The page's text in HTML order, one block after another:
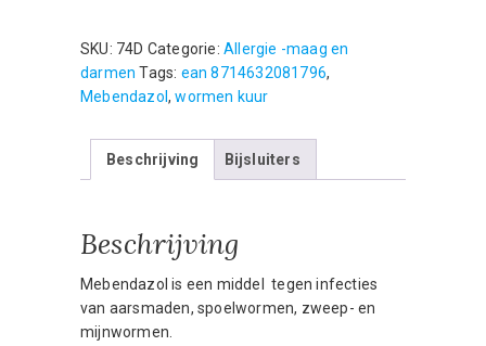
stuks
aantal
SKU: 74D Categorie:Allergie -maag en
darmen Tags: ean 8714632081796,
Mebendazol ,wormen kuur
Beschrijving Bijsluiters
Beschrijving
Mebendazol is een middel tegen infecties
van aarsmaden, spoelwormen, zweep- en
mijnwormen.